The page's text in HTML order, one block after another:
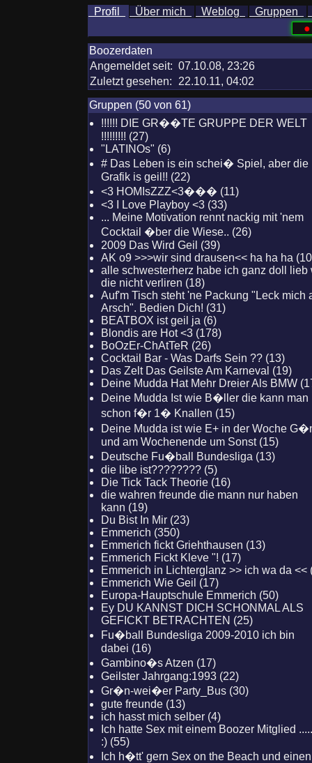
Profil Über mich Weblog Gruppen
●
Boozerdaten
Angemeldet seit: 07.10.08, 23:26
Zuletzt gesehen:
22.10.11, 04:02
Gruppen (50 von 61)
!!!!!! DIE GR��TE GRUPPE DER WELT
!!!!!!!!! (27)
"LATINOs" (6)
# Das Leben is ein schei� Spiel, aber die
Grafik is geil!! (22)
<3 HOMIsZZZ<3��� (11)
<3 I Love Playboy <3 (33)
... Meine Motivation rennt nackig mit 'nem
Cocktail �ber die Wiese.. (26)
2009 Das Wird Geil (39)
AK o9 >>>wir sind drausen<< ha ha ha
alle schwesterherz habe ich ganz doll lieb
die nicht verliren (18)
Auf'm Tisch steht 'ne Packung "Leck mich
Arsch". Bedien Dich! (31)
BEATBOX ist geil ja (6)
Blondis are Hot <3 (178)
BoOzEr-ChAtTeR (26)
Cocktail Bar - Was Darfs Sein ?? (13)
Das Zelt Das Geilste Am Karneval (19)
Deine Mudda Hat Mehr Dreier Als BMW
Deine Mudda Ist wie B�ller die kann man
schon f�r 1� Knallen (15)
Deine Mudda ist wie E+ in der Woche
und am Wochenende um Sonst (15)
Deutsche Fu�ball Bundesliga (13)
die libe ist???????? (5)
Die Tick Tack Theorie (16)
die wahren freunde die mann nur haben
kann (19)
Du Bist In Mir (23)
Emmerich (350)
Emmerich fickt Griehthausen (13)
Emmerich Fickt Kleve "! (17)
Emmerich in Lichterglanz >> ich wa da <<
Emmerich Wie Geil (17)
Europa-Hauptschule Emmerich (50)
Ey DU KANNST DICH SCHONMAL ALS
GEFICKT BETRACHTEN (25)
Fu�ball Bundesliga 2009-2010 ich bin
dabei (16)
Gambino�s Atzen (17)
Geilster Jahrgang:1993 (22)
Gr�n-wei�er Party_Bus (30)
gute freunde (13)
ich hasst mich selber (4)
Ich hatte Sex mit einem Boozer Mitglied .....
:) (55)
Ich h�tt' gern Sex on the Beach und einen